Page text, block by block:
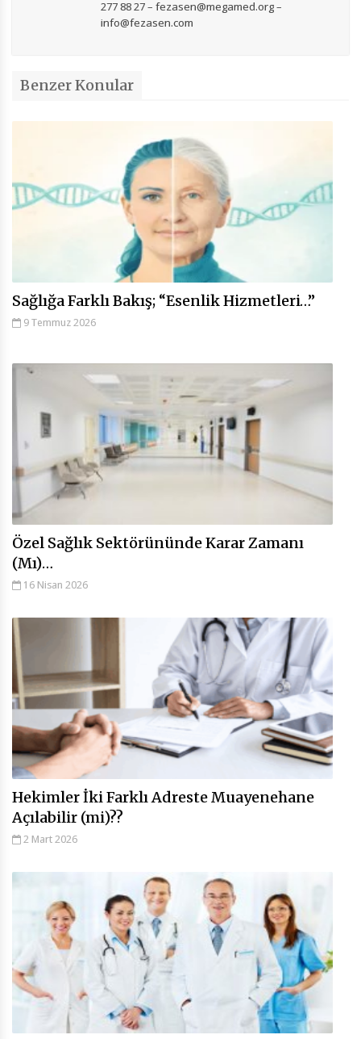
277 88 27 – fezasen@megamed.org –
info@fezasen.com
Benzer Konular
Sağlığa Farklı Bakış; “Esenlik Hizmetleri…”
9 Temmuz 2026
Özel Sağlık Sektörününde Karar Zamanı
(Mı)…
16 Nisan 2026
Hekimler İki Farklı Adreste Muayenehane
Açılabilir (mi)??
2 Mart 2026